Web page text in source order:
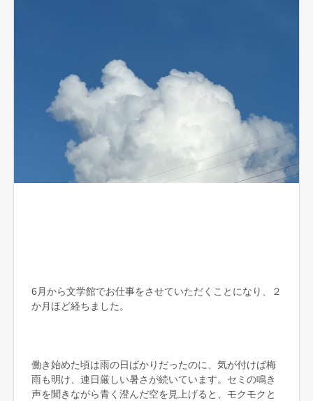
6月から文学館でお仕事をさせていただくことになり、２
か月ほど経ちました。
働き始めた頃は雨の日ばかりだったのに、気が付けば梅
雨も明け、連日厳しい暑さが続いています。セミの鳴き
声を聞きながら青く澄んだ空を見上げると、モクモクと